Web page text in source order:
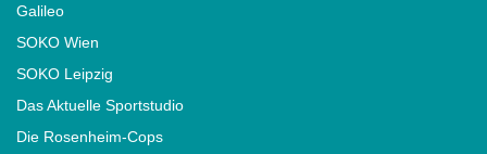
Galileo
SOKO Wien
SOKO Leipzig
Das Aktuelle Sportstudio
Die Rosenheim-Cops